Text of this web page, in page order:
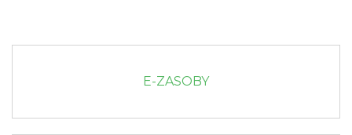
E-ZASOBY